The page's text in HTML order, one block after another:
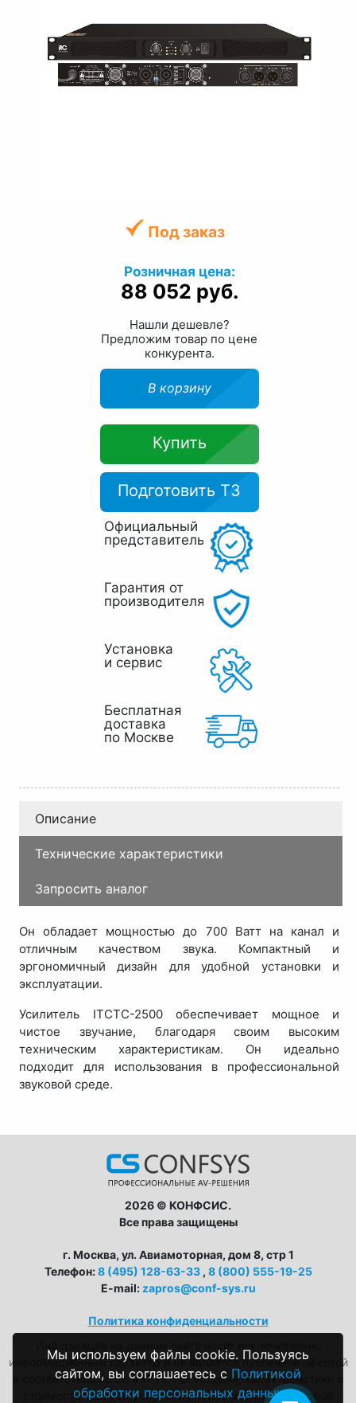
Под заказ
Розничная цена:
88 052 руб.
Нашли дешевле?
Предложим товар по цене
конкурента.
В корзину
Купить
Подготовить ТЗ
Официальный
представитель
Гарантия от
производителя
Установка
и сервис
Бесплатная
доставка
по Москве
Описание
Технические характеристики
Запросить аналог
Он обладает мощностью до 700 Ватт на канал и
отличным качеством звука. Компактный и
эргономичный дизайн для удобной установки и
эксплуатации.
Усилитель ITCTC-2500 обеспечивает мощное и
чистое звучание, благодаря своим высоким
техническим характеристикам. Он идеально
подходит для использования в профессиональной
звуковой среде.
2026 © КОНФСИС.
Все права защищены
г. Москва, ул. Авиамоторная, дом 8, стр 1
Телефон:8 (495) 128-63-33 , 8 (800) 555-19-25
E-mail: zapros@conf-sys.ru
Политика конфиденциальности
информационный характер и не является публичной офертой
в соответствии со ст. 437 ГК РФ. Условия, характеристики и
стоимость товаров/услуг могут быть изменены в любой
Мы используем файлы cookie. Пользуясь
сайтом, вы соглашаетесь с Политикой
обработки персональных данных